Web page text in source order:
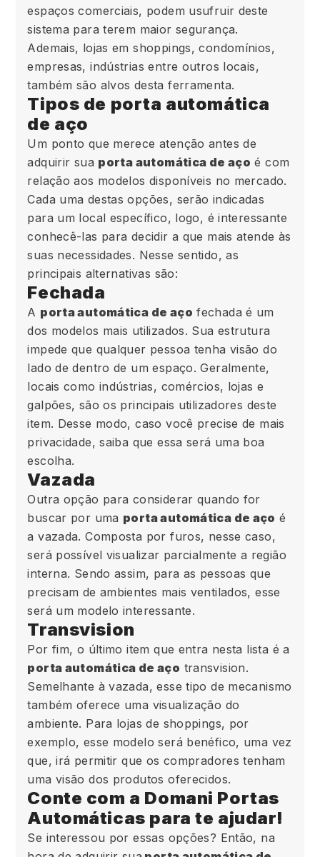
espaços comerciais, podem usufruir deste
sistema para terem maior segurança.
Ademais, lojas em shoppings, condomínios,
empresas, indústrias entre outros locais,
também são alvos desta ferramenta.
Tipos de porta automática
de aço
Um ponto que merece atenção antes de
adquirir sua porta automática de aço é com
relação aos modelos disponíveis no mercado.
Cada uma destas opções, serão indicadas
para um local específico, logo, é interessante
conhecê-las para decidir a que mais atende às
suas necessidades. Nesse sentido, as
principais alternativas são:
Fechada
A porta automática de aço fechada é um
dos modelos mais utilizados. Sua estrutura
impede que qualquer pessoa tenha visão do
lado de dentro de um espaço. Geralmente,
locais como indústrias, comércios, lojas e
galpões, são os principais utilizadores deste
item. Desse modo, caso você precise de mais
privacidade, saiba que essa será uma boa
escolha.
Vazada
Outra opção para considerar quando for
buscar por uma porta automática de aço é
a vazada. Composta por furos, nesse caso,
será possível visualizar parcialmente a região
interna. Sendo assim, para as pessoas que
precisam de ambientes mais ventilados, esse
será um modelo interessante.
Transvision
Por fim, o último item que entra nesta lista é a
porta automática de aço transvision.
Semelhante à vazada, esse tipo de mecanismo
também oferece uma visualização do
ambiente. Para lojas de shoppings, por
exemplo, esse modelo será benéfico, uma vez
que, irá permitir que os compradores tenham
uma visão dos produtos oferecidos.
Conte com a Domani Portas
Automáticas para te ajudar!
Se interessou por essas opções? Então, na